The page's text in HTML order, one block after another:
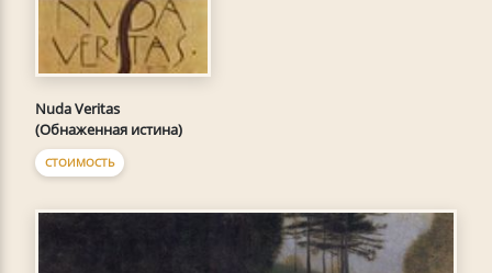
Nuda Veritas
(Обнаженная истина)
СТОИМОСТЬ